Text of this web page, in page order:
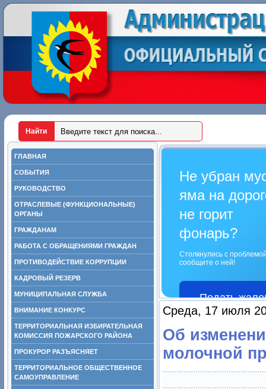
ГЛАВНАЯ
СОБЫТИЯ
РУКОВОДСТВО
ОТРАСЛЕВЫЕ (ФУНКЦИОНАЛЬНЫЕ)
ОРГАНЫ
ГРАЖДАНАМ
РАБОТА С ОБРАЩЕНИЯМИ ГРАЖДАН
ПРОТИВОДЕЙСТВИЕ КОРРУПЦИИ
КАДРОВЫЙ РЕЗЕРВ
МУНИЦИПАЛЬНАЯ СЛУЖБА
ВНИМАНИЕ КОНКУРС
ТЕРРИТОРИАЛЬНАЯ ИЗБИРАТЕЛЬНАЯ
КОМИССИЯ ПОЖАРСКОГО РАЙОНА
ПРОКУРОР РАЗЪЯСНЯЕТ
ТЕРРИТОРИАЛЬНОЕ ОБЩЕСТВЕННОЕ
САМОУПРАВЛЕНИЕ
Не убран
яма на
не горит
фонарь?
Столкнулись с
сообщите о ней!
Подать
Среда, 17 июля
Об
молочной